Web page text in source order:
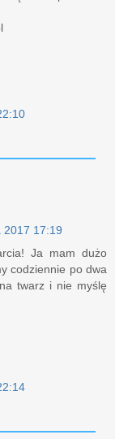
2017 17:19
Ja mam dużo
codziennie po dwa
twarz i nie myślę